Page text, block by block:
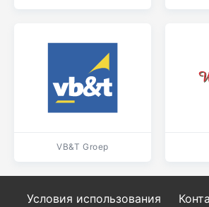
VB&T Groep
Условия использования